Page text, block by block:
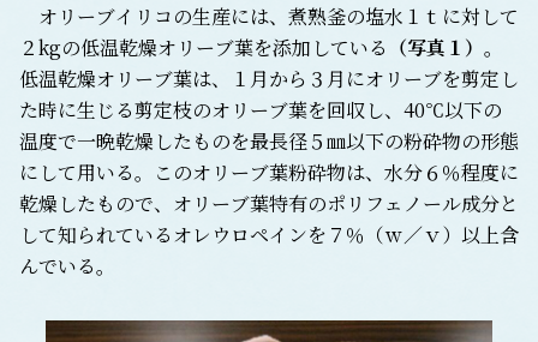
オリーブイリコの生産には、煮熟釜の塩水１ｔに対して
２kgの低温乾燥オリーブ葉を添加している （写真１ ） 。
低温乾燥オリーブ葉は、１月から３月にオリーブを剪定し
た時に生じる剪定枝のオリーブ葉を回収し、40℃以下の
温度で一晩乾燥したものを最長径５㎜以下の粉砕物の形態
にして用いる。このオリーブ葉粉砕物は、水分６％程度に
乾燥したもので、オリーブ葉特有のポリフェノール成分と
して知られているオレウロペインを７％（ｗ／ｖ）以上含
んでいる。